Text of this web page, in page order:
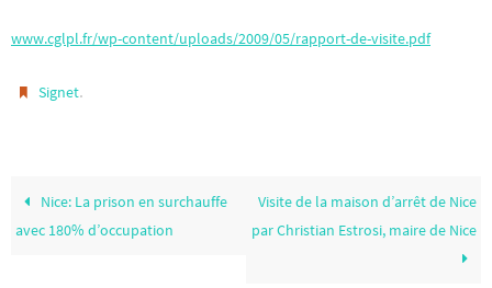
www.cglpl.fr/wp-content/uploads/2009/05/rapport-de-visite.pdf
Signet.
Nice: La prison en surchauffe
avec 180% d’occupation
Visite de la maison d’arrêt de Nice
par Christian Estrosi, maire de Nice